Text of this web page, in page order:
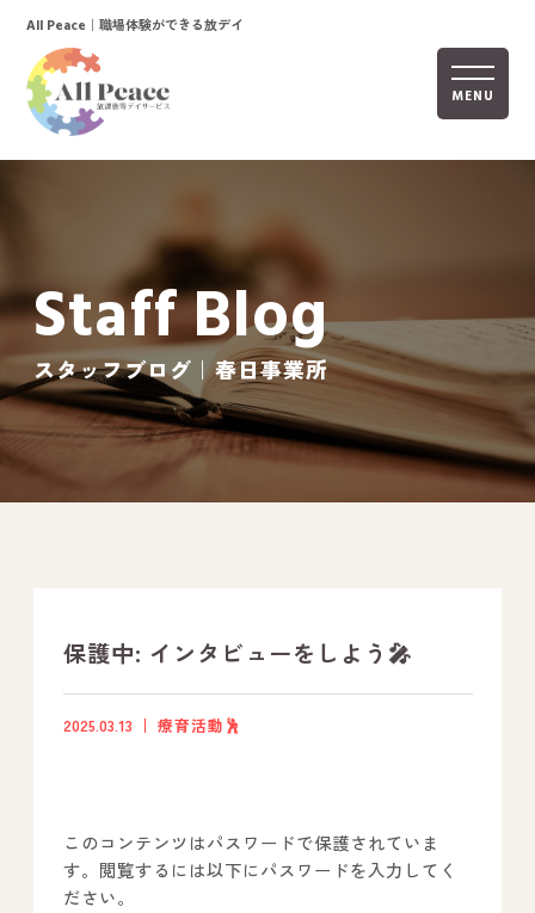
MENU
ホーム
活動内容
ご利用までの流れ
採用情報
自己評価表
社内行事
事業所のご案内
－ オールピース宗像事業所
All Peace ｜職場体験ができる放デイ
Staff Blog
スタッフブログ｜春日事業所
保護中: インタビューをしよう🎤
2025.03.13 療育活動🕺
このコンテンツはパスワードで保護されていま
す。閲覧するには以下にパスワードを入力してく
ださい。